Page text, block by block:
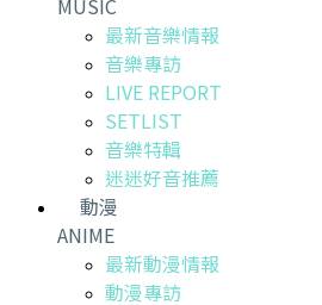
MUSIC
最新音樂情報
音樂專訪
LIVE REPORT
SETLIST
音樂特輯
迷迷好音推薦
動漫
ANIME
最新動漫情報
動漫專訪